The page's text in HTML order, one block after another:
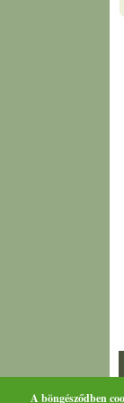
A böngésződben